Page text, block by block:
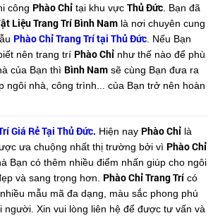
công Phào Chỉtại khu vực Thủ Đức. Bạn đã
Liệu Trang Trí Bình Namlà nơi chuyên cung
Phào Chỉ Trang Trí tại Thủ Đức. Nếu Bạn
nên trang trí Phào Chỉnhư thế nào để phù
của Bạn thì Bình Namsẽ cùng Bạn đưa ra
ngôi nhà, công trình... của Bạn trở nên hoàn
Giá Rẻ Tại Thủ Đức. Hiện nay Phào Chỉlà
ưa chuộng nhất thị trường bởi vì Phào Chỉ
Bạn có thêm nhiều điểm nhấn giúp cho ngôi
và sang trọng hơn. Phào Chỉ Trang Trícó
mẫu mã đa dạng, màu sắc phong phú
người. Xin vui lòng liên hệ để được tư vấn và